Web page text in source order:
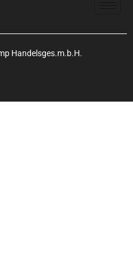
Handelsges.m.b.H.